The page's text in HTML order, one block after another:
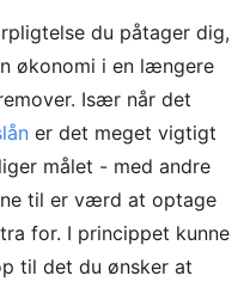
du påtager dig,
økonomi i en længere
Især når det
er det meget vigtigt
målet - med andre
til er værd at optage
for. I princippet kunne
til det du ønsker at